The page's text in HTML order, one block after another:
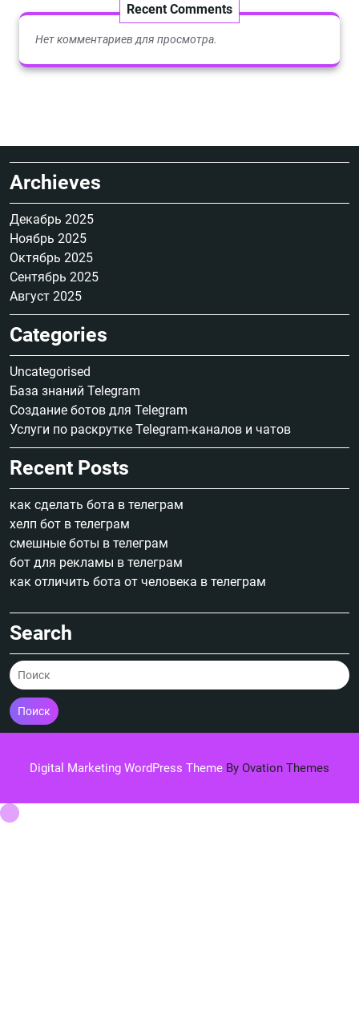
Recent Comments
Нет комментариев для просмотра.
Archieves
Декабрь 2025
Ноябрь 2025
Октябрь 2025
Сентябрь 2025
Август 2025
Categories
Uncategorised
База знаний Telegram
Создание ботов для Telegram
Услуги по раскрутке Telegram-каналов и чатов
Recent Posts
как сделать бота в телеграм
хелп бот в телеграм
смешные боты в телеграм
бот для рекламы в телеграм
как отличить бота от человека в телеграм
Search
Поиск
Digital Marketing WordPress Theme By Ovation Themes